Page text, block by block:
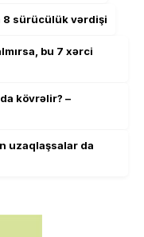
8 sürücülük vərdişi
bu 7 xərci
kövrəlir? –
uzaqlaşsalar da